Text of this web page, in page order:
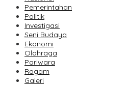
Pemerintahan
Politik
Investigasi
Seni Budaya
Ekonomi
Olahraga
Pariwara
Ragam
Galeri